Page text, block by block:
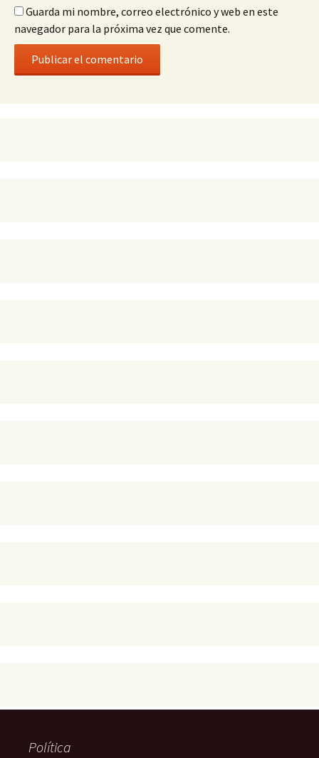
Guarda mi nombre, correo electrónico y web en este
navegador para la próxima vez que comente.
Política